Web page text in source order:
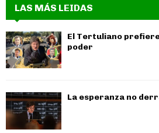
LAS MÁS LEIDAS
El Tertuliano
poder
La esperanza no